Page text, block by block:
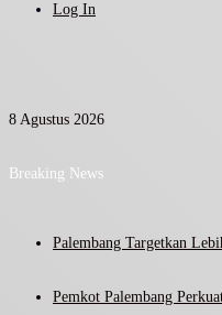
Log In
8 Agustus 2026
Breaking News
Palembang Targetkan
Pemkot Palembang